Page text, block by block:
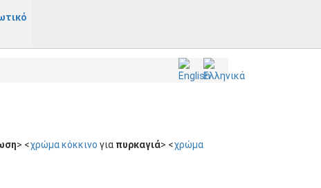
> <χρώμα κόκκινο για πυρκαγιά> <χρώμα